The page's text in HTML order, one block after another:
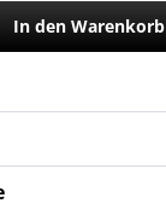
In den Warenkorb